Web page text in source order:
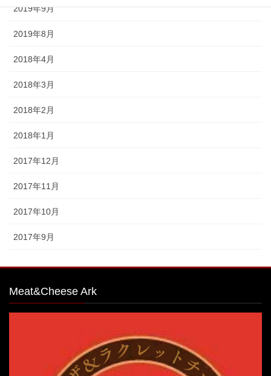
2019年9月
2019年8月
2018年4月
2018年3月
2018年2月
2018年1月
2017年12月
2017年11月
2017年10月
2017年9月
Meat&Cheese Ark